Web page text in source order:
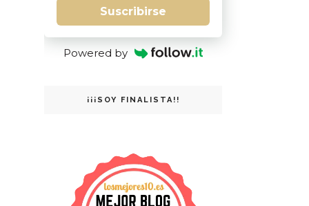
Suscribirse
Powered by
¡¡¡SOY FINALISTA!!